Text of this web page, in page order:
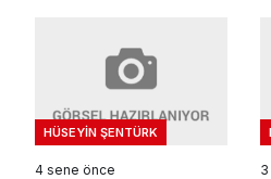
HÜSEYIN ŞENTÜRK
4 sene önce